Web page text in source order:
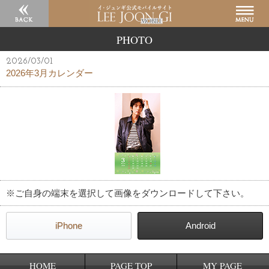
PHOTO
2026/03/01
2026年3月カレンダー
※ご自身の端末を選択して画像をダウンロードして下さい。
iPhone Android
HOME PAGE TOP MY PAGE